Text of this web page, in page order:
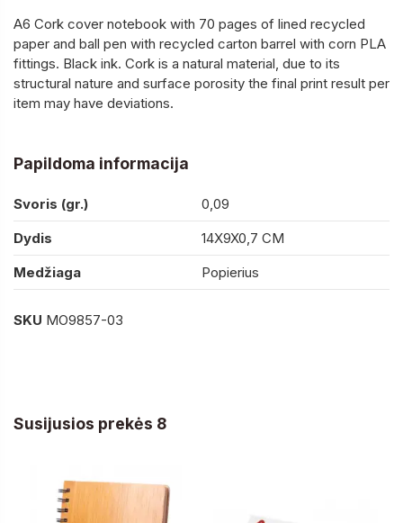
A6 Cork cover notebook with 70 pages of lined recycled
paper and ball pen with recycled carton barrel with corn PLA
fittings. Black ink. Cork is a natural material, due to its
structural nature and surface porosity the final print result per
item may have deviations.
Papildoma informacija
Svoris (gr.)
0,09
Dydis
14X9X0,7 CM
Medžiaga
Popierius
SKU MO9857-03
Susijusios prekės 8